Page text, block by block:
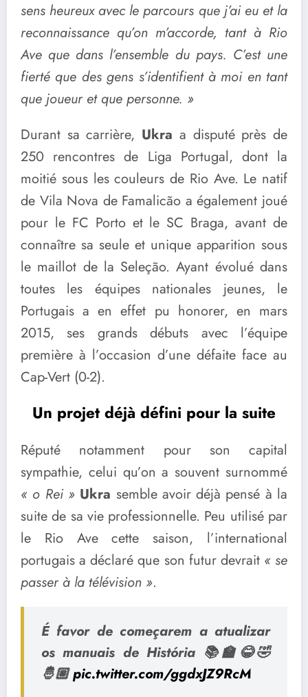
sens heureux avec le parcours que j’ai eu et la
reconnaissance qu’on m’accorde, tant à Rio
Ave que dans l’ensemble du pays. C’est une
fierté que des gens s’identifient à moi en tant
que joueur et que personne. »
Durant sa carrière, Ukra a disputé près de
250 rencontres de Liga Portugal, dont la
moitié sous les couleurs de Rio Ave. Le natif
de Vila Nova de Famalicão a également joué
pour le FC Porto et le SC Braga, avant de
connaître sa seule et unique apparition sous
le maillot de la Seleção. Ayant évolué dans
toutes les équipes nationales jeunes, le
Portugais a en effet pu honorer, en mars
2015, ses grands débuts avec l’équipe
première à l’occasion d’une défaite face au
Cap-Vert (0-2).
Un projet déjà défini pour la suite
Réputé notamment pour son capital
sympathie, celui qu’on a souvent surnommé
« o Rei » Ukra semble avoir déjà pensé à la
suite de sa vie professionnelle. Peu utilisé par
le Rio Ave cette saison, l’international
portugais a déclaré que son futur devrait« se
passer à la télévision ».
É favor de começarem a atualizar
os manuais de História 📚🏫😂🤣
🤴🏼pic.twitter.com/ggdxJZ9RcM